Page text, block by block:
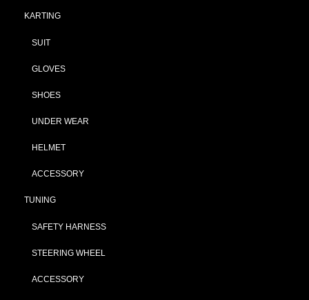
KARTING
SUIT
GLOVES
SHOES
UNDER WEAR
HELMET
ACCESSORY
TUNING
SAFETY HARNESS
STEERING WHEEL
ACCESSORY